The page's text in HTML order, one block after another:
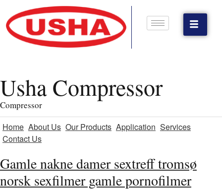
Usha Compressor
Compressor
Home About Us Our Products Application Services
Contact Us
Gamle nakne damer sextreff tromsø
norsk sexfilmer gamle pornofilmer